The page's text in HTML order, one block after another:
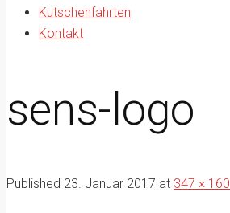
Kutschenfahrten
Kontakt
sens-logo
Published 23. Januar 2017 at 347 × 160